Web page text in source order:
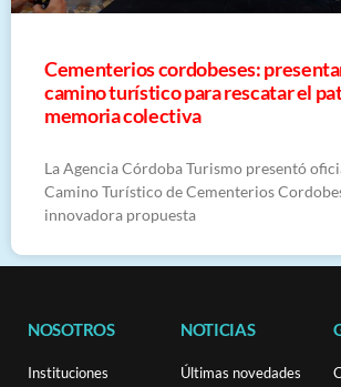
Cementerios cordobeses:
camino turístico para rescatar el
memoria colectiva
La Agencia Córdoba Turismo presentó
Camino Turístico de Cementerios
innovadora propuesta
NOSOTROS
Instituciones
NOTICIAS
Últimas novedades